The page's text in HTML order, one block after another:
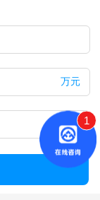
万元
1